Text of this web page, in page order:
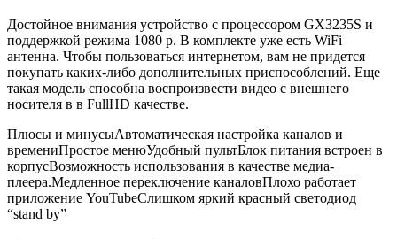
Достойное внимания устройство с процессором GX3235S и
поддержкой режима 1080 р. В комплекте уже есть WiFi
антенна. Чтобы пользоваться интернетом, вам не придется
покупать каких-либо дополнительных приспособлений. Еще
такая модель способна воспроизвести видео с внешнего
носителя в в FullHD качестве.
Плюсы и минусыАвтоматическая настройка каналов и
времениПростое менюУдобный пультБлок питания встроен в
корпусВозможность использования в качестве медиа-
плеера.Медленное переключение каналовПлохо работает
приложение YouTubeСлишком яркий красный светодиод
“stand by”